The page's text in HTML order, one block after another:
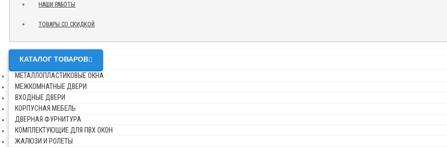
НАШИ РАБОТЫ
ТОВАРЫ СО СКИДКОЙ
КАТАЛОГ ТОВАРОВ
МЕТАЛЛОПЛАСТИКОВЫЕ ОКНА
МЕЖКОМНАТНЫЕ ДВЕРИ
ВХОДНЫЕ ДВЕРИ
КОРПУСНАЯ МЕБЕЛЬ
ДВЕРНАЯ ФУРНИТУРА
КОМПЛЕКТУЮЩИЕ ДЛЯ ПВХ ОКОН
ЖАЛЮЗИ И РОЛЕТЫ